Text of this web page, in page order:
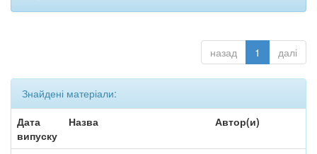
назад 1 далі
Знайдені матеріали:
Дата
випуску
Назва Автор(и)